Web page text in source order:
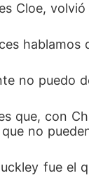
Cloe,
hablamos
no puedo
que, con
no
fue el